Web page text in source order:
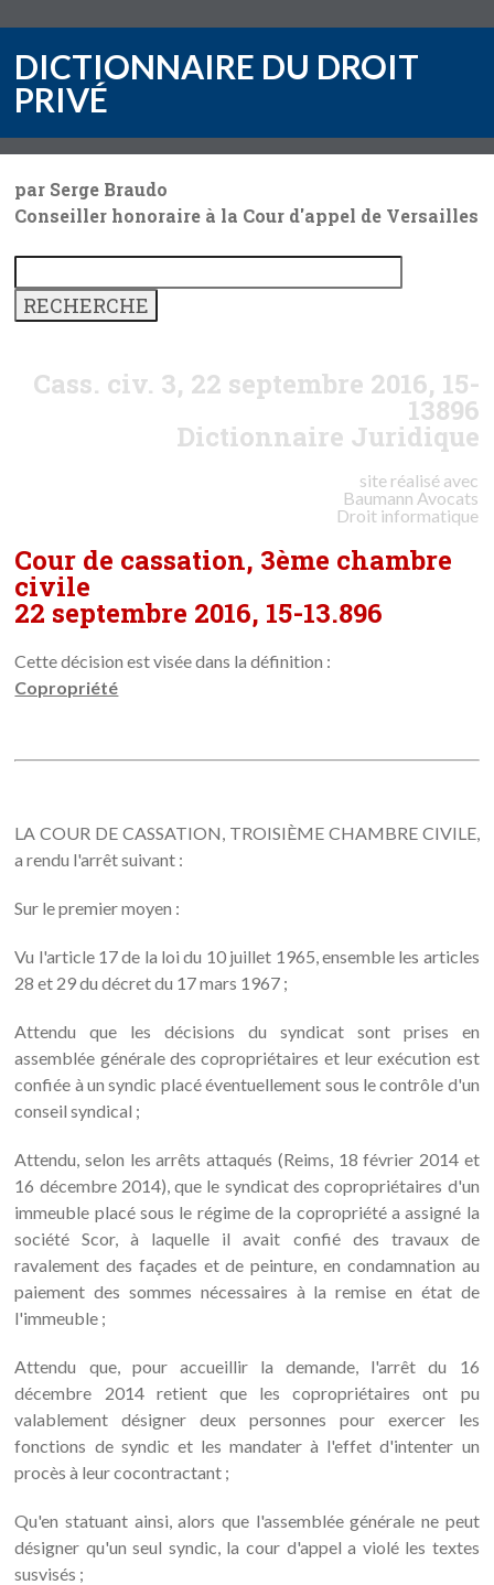
DICTIONNAIRE DU DROIT
PRIVÉ
par Serge Braudo
Conseiller honoraire à la Cour d'appel de Versailles
Cass. civ. 3, 22 septembre 2016, 15-
13896
Dictionnaire Juridique
site réalisé avec
Baumann Avocats
Droit informatique
Cour de cassation, 3ème chambre
civile
22 septembre 2016, 15-13.896
Cette décision est visée dans la définition :
Copropriété
LA COUR DE CASSATION, TROISIÈME CHAMBRE CIVILE,
a rendu l'arrêt suivant :
Sur le premier moyen :
Vu l'article 17 de la loi du 10 juillet 1965, ensemble les articles
28 et 29 du décret du 17 mars 1967 ;
Attendu que les décisions du syndicat sont prises en
assemblée générale des copropriétaires et leur exécution est
confiée à un syndic placé éventuellement sous le contrôle d'un
conseil syndical ;
Attendu, selon les arrêts attaqués (Reims, 18 février 2014 et
16 décembre 2014), que le syndicat des copropriétaires d'un
immeuble placé sous le régime de la copropriété a assigné la
société Scor, à laquelle il avait confié des travaux de
ravalement des façades et de peinture, en condamnation au
paiement des sommes nécessaires à la remise en état de
l'immeuble ;
Attendu que, pour accueillir la demande, l'arrêt du 16
décembre 2014 retient que les copropriétaires ont pu
valablement désigner deux personnes pour exercer les
fonctions de syndic et les mandater à l'effet d'intenter un
procès à leur cocontractant ;
Qu'en statuant ainsi, alors que l'assemblée générale ne peut
désigner qu'un seul syndic, la cour d'appel a violé les textes
susvisés ;